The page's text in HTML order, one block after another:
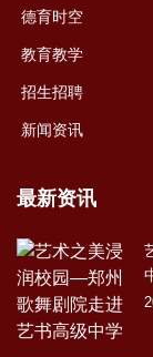
德育时空
教育教学
招生招聘
新闻资讯
最新资讯